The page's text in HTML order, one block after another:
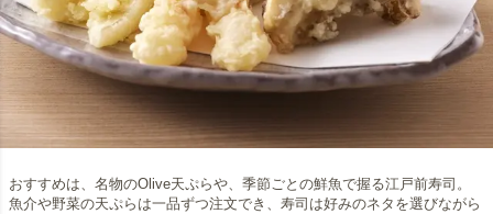
おすすめは、名物のOlive天ぷらや、季節ごとの鮮魚で握る江戸前寿司。
魚介や野菜の天ぷらは一品ずつ注文でき、寿司は好みのネタを選びながら